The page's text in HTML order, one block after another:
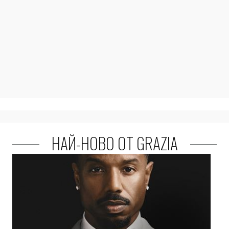
НАЙ-НОВО ОТ GRAZIA